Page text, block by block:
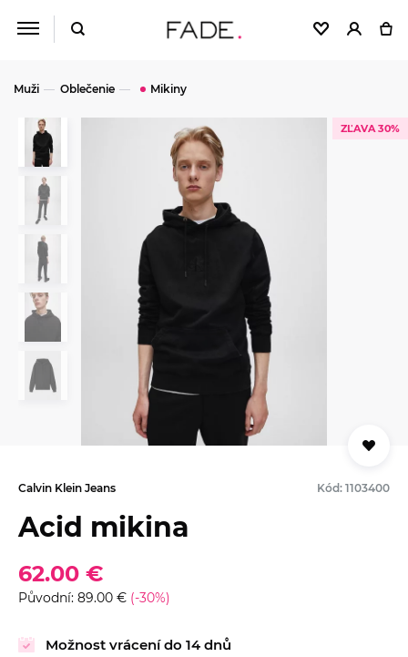
Muži Oblečenie Mikiny
ZĽAVA 30%
Calvin Klein Jeans Kód: 1103400
Acid mikina
62.00 €
Původní: 89.00 € (-30%)
Možnost vrácení do 14 dnů